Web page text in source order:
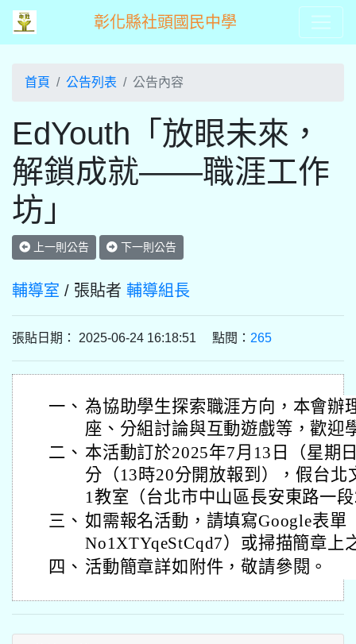
彰化縣社頭國民中學
首頁 公告列表 公告內容
EdYouth「放眼未來，
解鎖成就——職涯工作
坊」
上一則公告 下一則公告
輔導室 / 張貼者 輔導組長
張貼日期： 2025-06-24 16:18:51 點閱： 265
一、 為協助學生探索職涯方向，本會辦
座、分組討論與互動遊戲等，歡迎
二、 本活動訂於2025年7月13日（星期
分（13時20分開放報到），假台北
1教室（台北市中山區長安東路一
三、 如需報名活動，請填寫Google表單
No1XTYqeStCqd7）或掃描簡章上
四、 活動簡章詳如附件，敬請參閱。